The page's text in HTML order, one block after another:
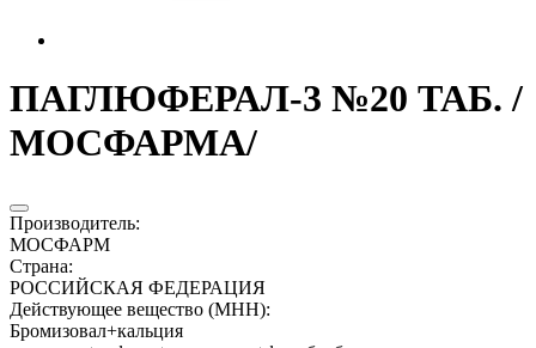
ПАГЛЮФЕРАЛ-3 №20 ТАБ. /
МОСФАРМА/
Производитель:
МОСФАРМ
Страна:
РОССИЙСКАЯ ФЕДЕРАЦИЯ
Действующее вещество (МНН):
Бромизовал+кальция